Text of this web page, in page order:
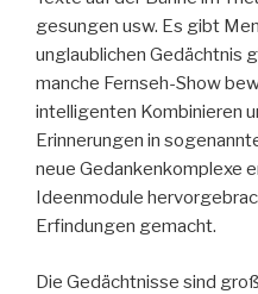
gesungen usw. Es gibt
unglaublichen Gedächtnis
manche Fernseh-Show
intelligenten Kombinieren
Erinnerungen in
neue Gedankenkomplexe
Ideenmodule
Erfindungen gemacht.
Die Gedächtnisse sind